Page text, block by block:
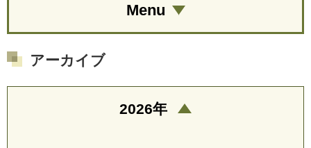
Menu
アーカイブ
2026年